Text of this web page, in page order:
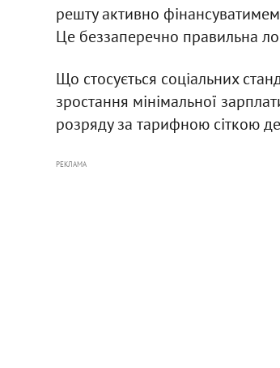
решту активно
Це беззаперечно правильна
Що стосується соціальних
зростання мінімальної
розряду за тарифною сіткою
РЕКЛАМА